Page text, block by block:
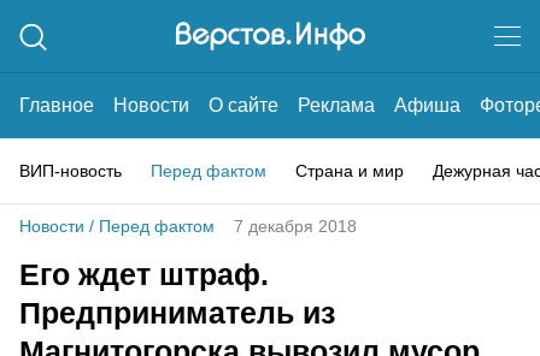
Главное Новости О сайте Реклама Афиша
ВИП-новость Перед фактом Страна и мир Дежурная
Новости / Перед фактом 7 декабря 2018
Его ждет штраф.
Предприниматель из